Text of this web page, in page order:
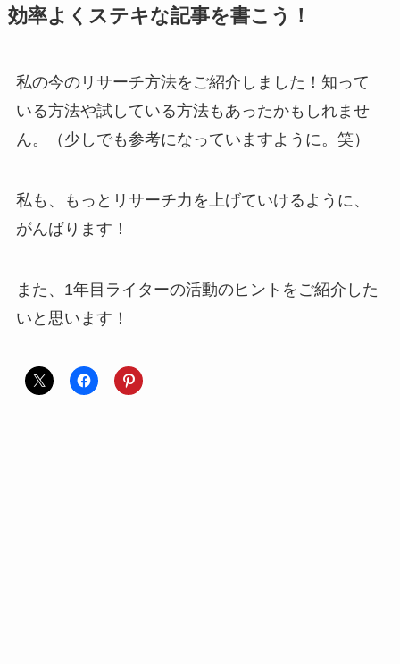
効率よくステキな記事を書こう！
私の今のリサーチ方法をご紹介しました！知って
いる方法や試している方法もあったかもしれませ
ん。（少しでも参考になっていますように。笑）
私も、もっとリサーチ力を上げていけるように、
がんばります！
また、1年目ライターの活動のヒントをご紹介した
いと思います！